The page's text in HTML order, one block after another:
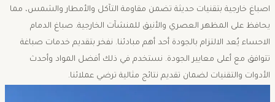
اصباغ خارجية بتقنيات حديثة تضمن مقاومة التآكل والأمطار والشمس، مما
يحافظ على المظهر العصري والأنيق للمنشآت الخارجية. صباغ الدمام
الاحساء يُعد الالتزام بالجودة أحد أهم مبادئنا. نفخر بتقديم خدمات صباغة
تتوافق مع أعلى معايير الجودة. نستخدم في ذلك أفضل المواد وأحدث
الأدوات والتقنيات لضمان تقديم نتائج مثالية ترضي عملائنا.